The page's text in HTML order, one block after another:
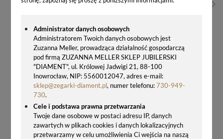
Administrator danych osobowych
Administratorem Twoich danych osobowych jest
Zuzanna Meller, prowadząca działalność gospodarczą
pod firmą ZUZANNA MELLER SKLEP JUBILERSKI
"DIAMENT", ul. Królowej Jadwigi 21, 88-100
Inowrocław, NIP: 5560012047, adres e-mail:
sklep@zegarki-diament.pl, numer telefonu:730-949-
730.
Cele i podstawa prawna przetwarzania
Twoje dane osobowe w postaci adresu IP, danych
zawartych w plikach cookies i danych lokalizacyjnych
przetwarzamy w celu umożliwienia Ci wejścia na naszą
374,00 zł